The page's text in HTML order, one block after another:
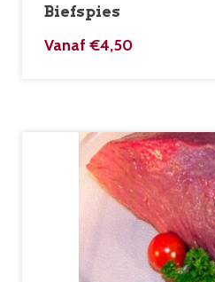
Biefspies
Vanaf €4,50